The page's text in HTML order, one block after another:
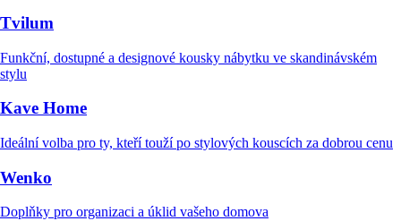
Tvilum
Funkční, dostupné a designové kousky nábytku ve skandinávském
stylu
Kave Home
Ideální volba pro ty, kteří touží po stylových kouscích za dobrou cenu
Wenko
Doplňky pro organizaci a úklid vašeho domova